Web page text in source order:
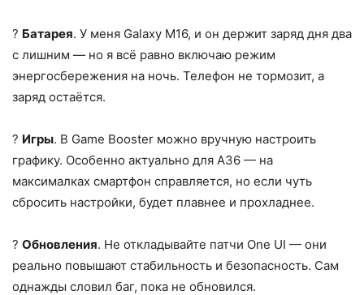
? Батарея. У меня Galaxy M16, и он держит заряд дня два
с лишним — но я всё равно включаю режим
энергосбережения на ночь. Телефон не тормозит, а
заряд остаётся.
? Игры. В Game Booster можно вручную настроить
графику. Особенно актуально для A36 — на
максималках смартфон справляется, но если чуть
сбросить настройки, будет плавнее и прохладнее.
? Обновления. Не откладывайте патчи One UI — они
реально повышают стабильность и безопасность. Сам
однажды словил баг, пока не обновился.